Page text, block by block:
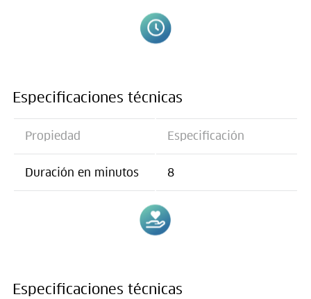
Especificaciones técnicas
Propiedad Especificación
Duración en minutos 8
Especificaciones técnicas